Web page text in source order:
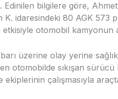
Edinilen bilgilere göre,
K. idaresindeki 80 AGK 573
etkisiyle otomobil kamyonun
üzerine olay yerine
otomobilde sıkışan
çalışmasıyla